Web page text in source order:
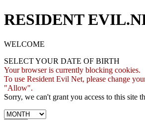
RESIDENT
WELCOME
SELECT YOUR DATE OF BIRTH
Your browser is currently blocking cookies.
To use Resident Evil Net, please change
"Allow".
Sorry, we can't grant you access to this site